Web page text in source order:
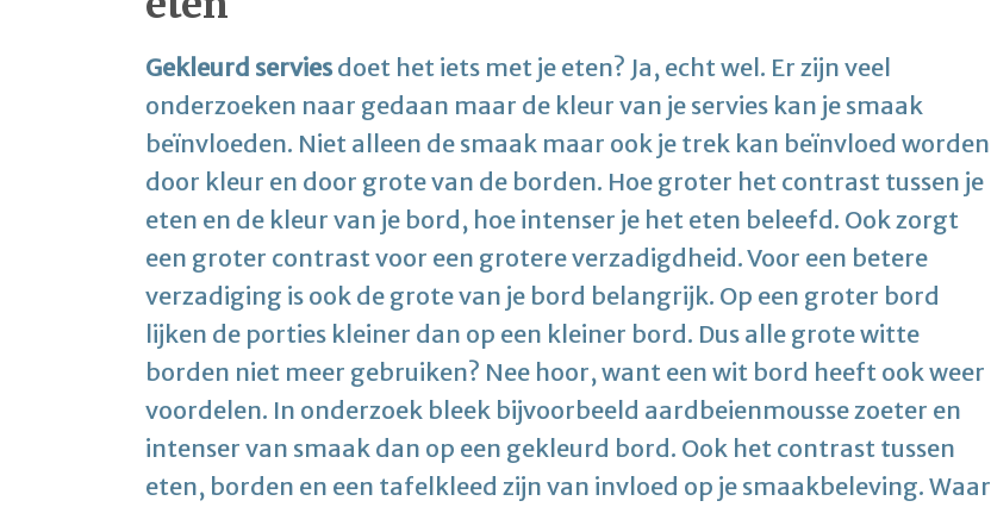
Gekleurd servies doet het iets met je eten? Ja, echt wel. Er zijn veel
onderzoeken naar gedaan maar de kleur van je servies kan je smaak
beïnvloeden. Niet alleen de smaak maar ook je trek kan beïnvloed worden
door kleur en door grote van de borden. Hoe groter het contrast tussen je
eten en de kleur van je bord, hoe intenser je het eten beleefd. Ook zorgt
een groter contrast voor een grotere verzadigdheid. Voor een betere
verzadiging is ook de grote van je bord belangrijk. Op een groter bord
lijken de porties kleiner dan op een kleiner bord. Dus alle grote witte
borden niet meer gebruiken? Nee hoor, want een wit bord heeft ook weer
voordelen. In onderzoek bleek bijvoorbeeld aardbeienmousse zoeter en
intenser van smaak dan op een gekleurd bord. Ook het contrast tussen
eten, borden en een tafelkleed zijn van invloed op je smaakbeleving. Waar